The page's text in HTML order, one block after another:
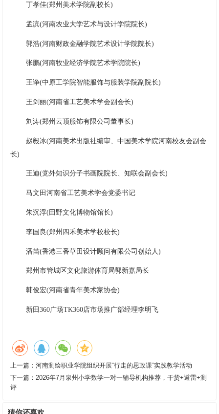
丁孝佳(郑州美术学院副校长)
孟滨(河南农业大学艺术与设计学院院长)
郭浩(河南财政金融学院艺术设计学院院长)
张鹏(河南牧业经济学院艺术学院院长)
王诤(中原工学院智能服饰与服装学院副院长)
王剑丽(河南省工艺美术学会副会长)
刘涛(郑州云顶服饰有限公司董事长)
赵毅冰(河南美术出版社编审、中国美术学院河南校友会副会
长)
王迪(党外知识分子书画院院长、知联会副会长)
马文田河南省工艺美术学会党委书记
朱沉浮(田野文化博物馆馆长)
李国良(郑州四禾美术学校校长)
潘苗(香港三番草田设计顾问有限公司创始人)
郑州市管城区文化旅游体育局郭新嘉局长
韩俊宏(河南省青年美术家协会)
新田360广场TK360店市场推广部经理李明飞
上一篇： 河南测绘职业学院组织开展“行走的思政课”实践教学活动
下一篇： 2026年7月泉州小学数学一对一辅导机构推荐，干货+避雷+测
评
猜你还喜欢